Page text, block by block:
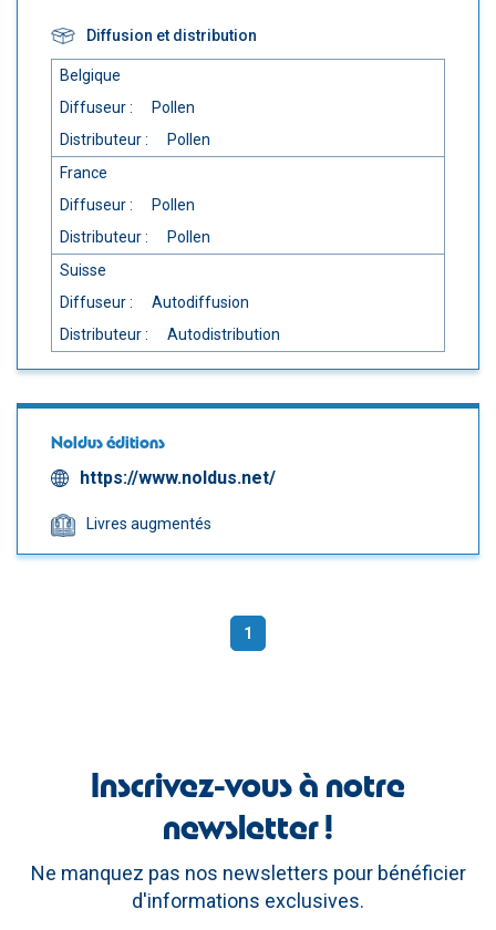
Diffusion et distribution
Belgique
Diffuseur :
Pollen
Distributeur :
Pollen
France
Diffuseur :
Pollen
Distributeur :
Pollen
Suisse
Diffuseur :
Autodiffusion
Distributeur :
Autodistribution
Noldus éditions
https://www.noldus.net/
Livres augmentés
1(current)
Inscrivez-vous à notre
newsletter !
Ne manquez pas nos newsletters pour bénéficier
d'informations exclusives.